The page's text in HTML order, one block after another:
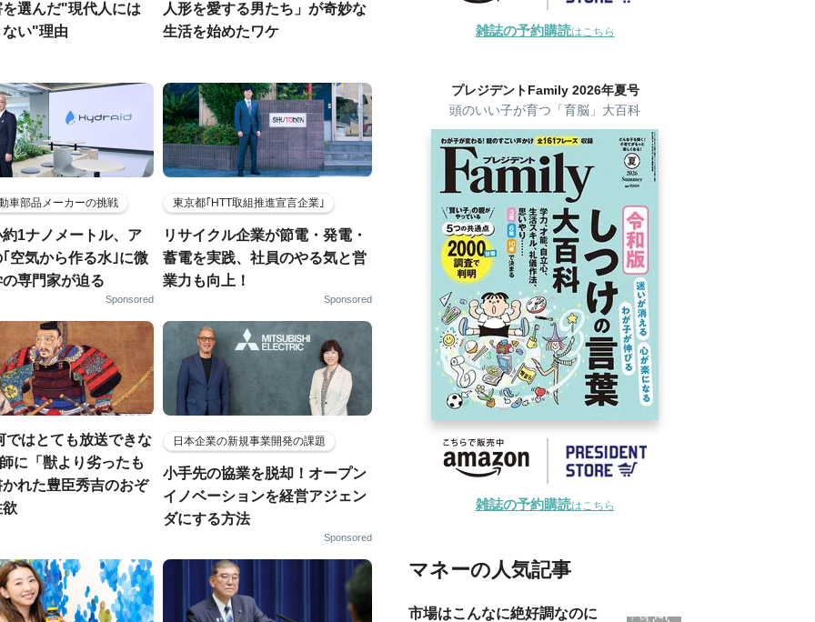
選んだ"現代人には
い"理由
人形を愛する男たち」が奇妙な
生活を始めたワケ
車部品メーカーの挑戦
1ナノメートル、ア
空気から作る水｣に微
専門家が迫る
Sponsored
東京都｢HTT取組推進宣言企業｣
リサイクル企業が節電・発電・
蓄電を実践、社員のやる気と営
業力も向上！
Sponsored
ではとても放送できな
に「獣より劣ったも
れた豊臣秀吉のおぞ
欲
日本企業の新規事業開発の課題
小手先の協業を脱却！オープン
イノベーションを経営アジェン
ダにする方法
Sponsored
雑誌の予約購読はこちら
プレジデントFamily 2026年夏号
頭のいい子が育つ「育脳」大百科
雑誌の予約購読はこちら
マネーの人気記事
市場はこんなに絶好調なのに